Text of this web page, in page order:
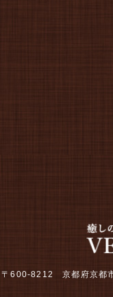
〒600-8212 京都府京都